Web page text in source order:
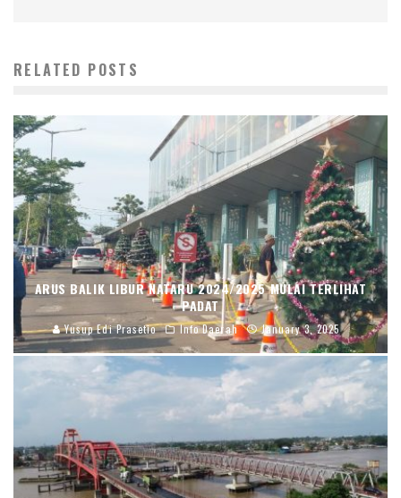
RELATED POSTS
ARUS BALIK LIBUR NATARU 2024/2025 MULAI TERLIHAT
PADAT
Yusup Edi Prasetio Info Daerah January 3, 2025